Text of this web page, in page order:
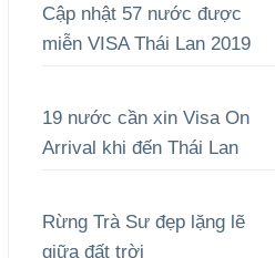
Cập nhật 57 nước được
miễn VISA Thái Lan 2019
19 nước cần xin Visa On
Arrival khi đến Thái Lan
Rừng Trà Sư đẹp lặng lẽ
giữa đất trời